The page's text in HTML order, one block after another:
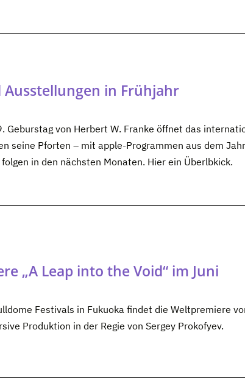
Ausstellungen in Frühjahr
Geburstag von Herbert W. Franke öffnet das
seine Pforten – mit apple-Programmen aus dem
in den nächsten Monaten. Hier ein Überlbkick.
„A Leap into the Void“ im Juni
Festivals in Fukuoka findet die Weltpremiere
Produktion in der Regie von Sergey Prokofyev.